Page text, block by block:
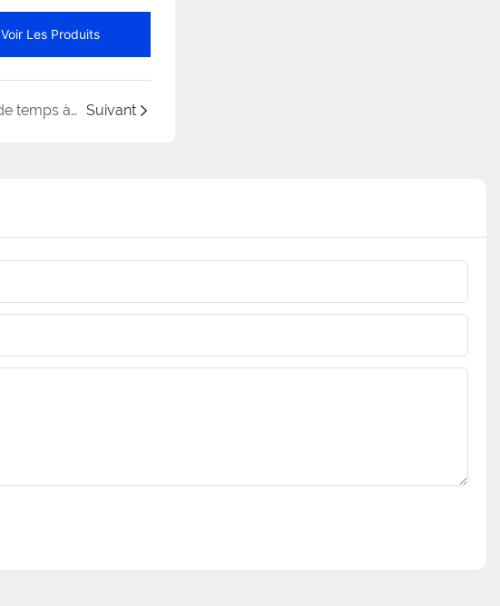
Voir Les Produits
Pourquoi ma voiture met-elle plus de temps à freiner ? Suivant